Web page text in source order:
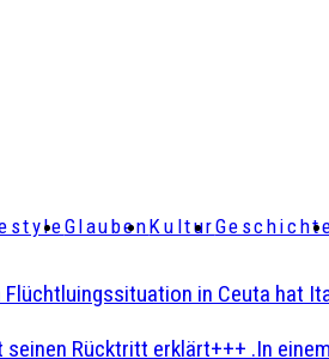
GlaubenKultur
in Ceuta hat
Rücktritt erklärt+++ .In